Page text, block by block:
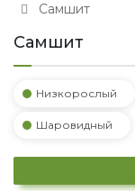
Самшит
Самшит
Низкорослый
Шаровидный